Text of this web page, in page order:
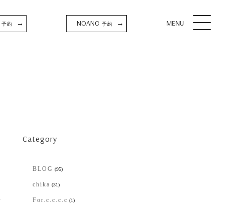
NOANO 予約 →
予約 → MENU
Category
BLOG (95)
chika (31)
For.c.c.c.c (1)